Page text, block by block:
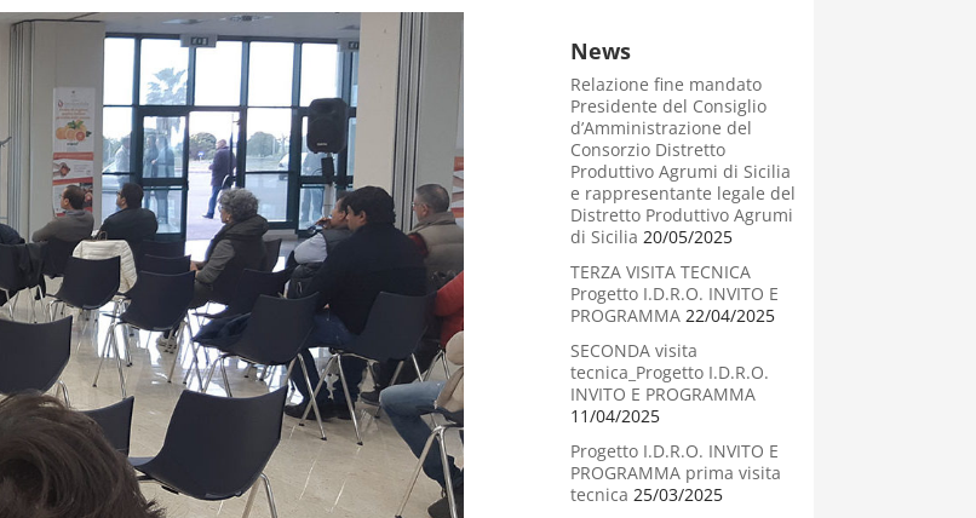
News
Relazione fine mandato
Presidente del Consiglio
d’Amministrazione del
Consorzio Distretto
Produttivo Agrumi di Sicilia
e rappresentante legale del
Distretto Produttivo Agrumi
di Sicilia 20/05/2025
TERZA VISITA TECNICA
Progetto I.D.R.O. INVITO E
PROGRAMMA 22/04/2025
SECONDA visita
tecnica_Progetto I.D.R.O.
INVITO E PROGRAMMA
11/04/2025
Progetto I.D.R.O. INVITO E
PROGRAMMA prima visita
tecnica 25/03/2025